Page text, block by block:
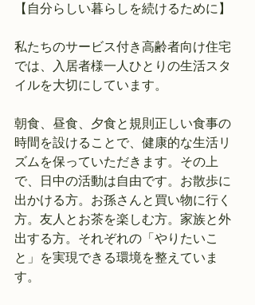
【自分らしい暮らしを続けるために】
私たちのサービス付き高齢者向け住宅
では、入居者様一人ひとりの生活スタ
イルを大切にしています。
朝食、昼食、夕食と規則正しい食事の
時間を設けることで、健康的な生活リ
ズムを保っていただきます。その上
で、日中の活動は自由です。お散歩に
出かける方。お孫さんと買い物に行く
方。友人とお茶を楽しむ方。家族と外
出する方。それぞれの「やりたいこ
と」を実現できる環境を整えていま
す。